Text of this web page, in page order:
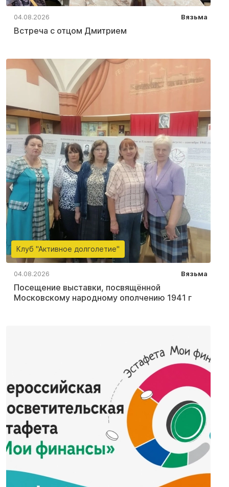
04.08.2026 Вязьма
Встреча с отцом Дмитрием
Клуб "Активное долголетие"
04.08.2026 Вязьма
Посещение выставки, посвящённой
Московскому народному ополчению 1941 г